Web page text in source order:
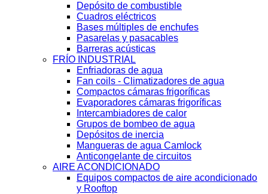
Depósito de combustible
Cuadros eléctricos
Bases múltiples de enchufes
Pasarelas y pasacables
Barreras acústicas
FRÍO INDUSTRIAL
Enfriadoras de agua
Fan coils - Climatizadores de agua
Compactos cámaras frigoríficas
Evaporadores cámaras frigoríficas
Intercambiadores de calor
Grupos de bombeo de agua
Depósitos de inercia
Mangueras de agua Camlock
Anticongelante de circuitos
AIRE ACONDICIONADO
Equipos compactos de aire acondicionado
y Rooftop